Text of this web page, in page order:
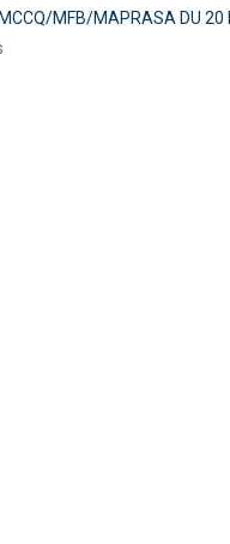
MFB/MAPRASA DU 20